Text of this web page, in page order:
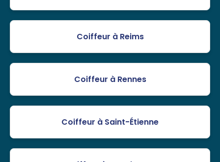
Coiffeur à Reims
Coiffeur à Rennes
Coiffeur à Saint-Étienne